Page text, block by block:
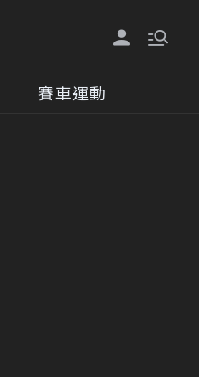
賽車運動